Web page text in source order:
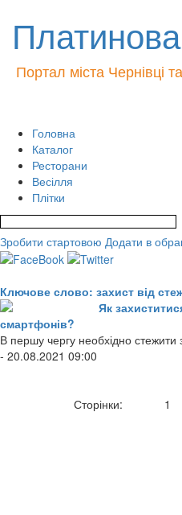
Портал міста Чернівці
Головна
Каталог
Ресторани
Весілля
Плітки
Зробити стартовою Додати в
Ключове слово: захист від
Як
смартфонів?
В першу чергу необхідно
- 20.08.2021 09:00
Сторінки: 1